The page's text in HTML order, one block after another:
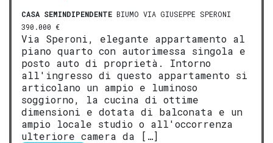
CASA SEMINDIPENDENTE BIUMO VIA GIUSEPPE SPERONI
390.000 €
Via Speroni, elegante appartamento al
piano quarto con autorimessa singola e
posto auto di proprietà. Intorno
all'ingresso di questo appartamento si
articolano un ampio e luminoso
soggiorno, la cucina di ottime
dimensioni e dotata di balconata e un
ampio locale studio o all'occorrenza
ulteriore camera da […]